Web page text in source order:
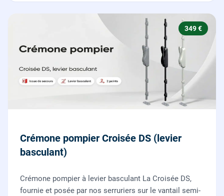
349 €
Crémone pompier Croisée DS (levier
basculant)
Crémone pompier à levier basculant La Croisée DS,
fournie et posée par nos serruriers sur le vantail semi-